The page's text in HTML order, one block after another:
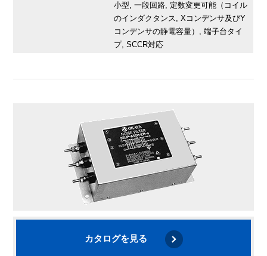
小型, 一段回路, 定数変更可能（コイル
のインダクタンス, Xコンデンサ及びY
コンデンサの静電容量）, 端子台タイ
プ, SCCR対応
カタログを見る